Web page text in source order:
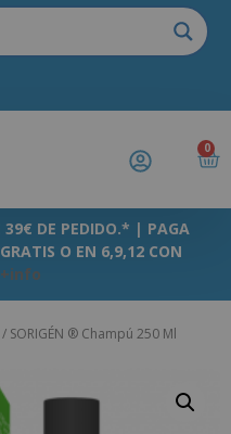
0
39€ DE PEDIDO.* | PAGA
O EN 6,9,12 CON
+info
/ SORIGÉN ® Champú 250 Ml